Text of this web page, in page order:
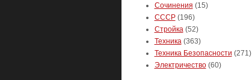
Сочинения (15)
СССР(196)
Стройка(52)
Техника(363)
Техника Безопасности (271)
Электричество(60)